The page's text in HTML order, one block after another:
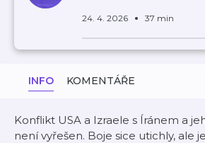
24. 4. 2026 37 min
INFO KOMENTÁŘE
Konflikt USA a Izraele s Íránem a
není vyřešen. Boje sice utichly, ale